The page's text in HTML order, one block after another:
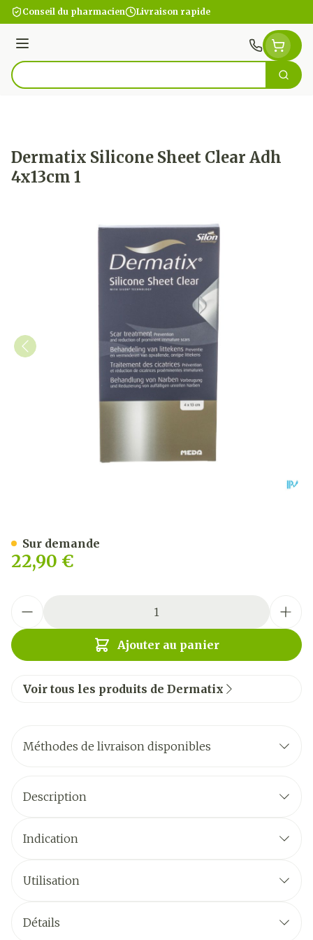
Aller au contenu
Conseil du pharmacien Livraison rapide
Menu
Rechercher
Dermatix Silicone Sheet Clear Adh
4x13cm 1
22,90 €
Ajouter au panier
Sur demande
Voir tous les produits de Dermatix
Méthodes de livraison disponibles
Description
Indication
Utilisation
Détails